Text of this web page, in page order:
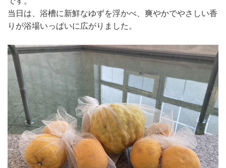
当日は、浴槽に新鮮なゆずを浮かべ、爽やかでやさしい香
りが浴場いっぱいに広がりました。